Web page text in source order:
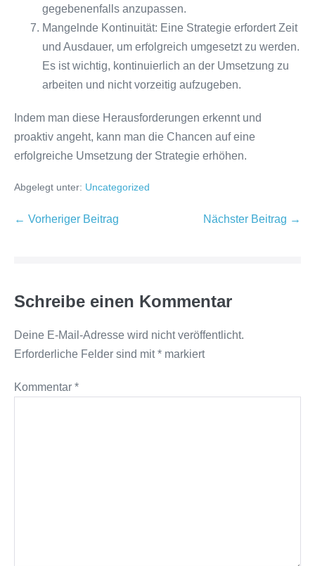
gegebenenfalls anzupassen.
Mangelnde Kontinuität: Eine Strategie erfordert Zeit
und Ausdauer, um erfolgreich umgesetzt zu werden.
Es ist wichtig, kontinuierlich an der Umsetzung zu
arbeiten und nicht vorzeitig aufzugeben.
Indem man diese Herausforderungen erkennt und
proaktiv angeht, kann man die Chancen auf eine
erfolgreiche Umsetzung der Strategie erhöhen.
Abgelegt unter: Uncategorized
Beitragsnavigation
← Vorheriger Beitrag Nächster Beitrag →
Schreibe einen Kommentar
Deine E-Mail-Adresse wird nicht veröffentlicht.
Erforderliche Felder sind mit* markiert
Kommentar *